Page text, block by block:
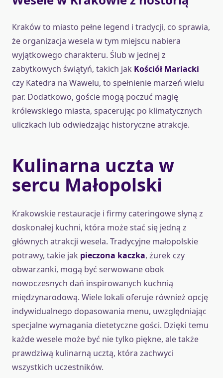
Kraków to miasto pełne legend i tradycji, co sprawia,
że organizacja wesela w tym miejscu nabiera
wyjątkowego charakteru. Ślub w jednej z
zabytkowych świątyń, takich jak Kościół Mariacki
czy Katedra na Wawelu, to spełnienie marzeń wielu
par. Dodatkowo, goście mogą poczuć magię
królewskiego miasta, spacerując po klimatycznych
uliczkach lub odwiedzając historyczne atrakcje.
Kulinarna uczta w
sercu Małopolski
Krakowskie restauracje i firmy cateringowe słyną z
doskonałej kuchni, która może stać się jedną z
głównych atrakcji wesela. Tradycyjne małopolskie
potrawy, takie jak pieczona kaczka, żurek czy
obwarzanki, mogą być serwowane obok
nowoczesnych dań inspirowanych kuchnią
międzynarodową. Wiele lokali oferuje również opcję
indywidualnego dopasowania menu, uwzględniając
specjalne wymagania dietetyczne gości. Dzięki temu
każde wesele może być nie tylko piękne, ale także
prawdziwą kulinarną ucztą, która zachwyci
wszystkich uczestników.